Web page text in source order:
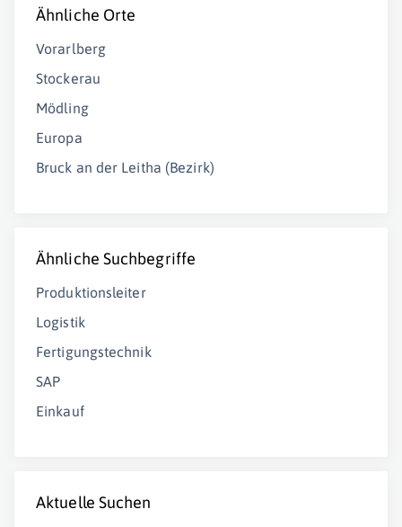
Ähnliche Orte
Vorarlberg
Stockerau
Mödling
Europa
Bruck an der Leitha (Bezirk)
Ähnliche Suchbegriffe
Produktionsleiter
Logistik
Fertigungstechnik
SAP
Einkauf
Aktuelle Suchen